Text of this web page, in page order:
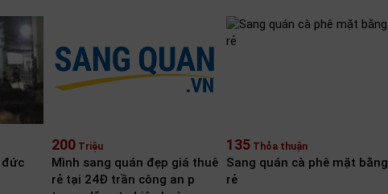
đức
200Triệu
Mình sang quán đẹp giá thuê
rẻ tại 24Đ trần công an p
135 Thỏa thuận
Sang quán cà phê mặt bằng
rẻ